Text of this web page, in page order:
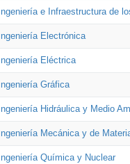
Ingeniería e Infraestructura de
Ingeniería Electrónica
Ingeniería Eléctrica
Ingeniería Gráfica
Ingeniería Hidráulica y Medio
Ingeniería Mecánica y de
Ingeniería Química y Nuclear